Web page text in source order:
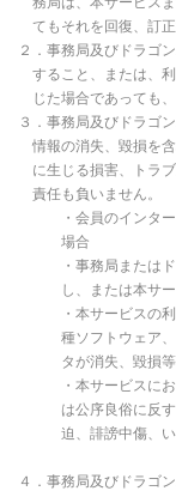
てもそれを回復、訂
２．事務局及びドラゴ
すること、または、
じた場合であっても
３．事務局及びドラゴ
情報の消失、毀損を
に生じる損害、トラ
責任も負いません。
・会員のインタ
場合
・事務局または
し、または本サ
・本サービスの
種ソフトウェア
タが消失、毀損
・本サービスに
は公序良俗に反
迫、誹謗中傷、
４．事務局及びドラゴ